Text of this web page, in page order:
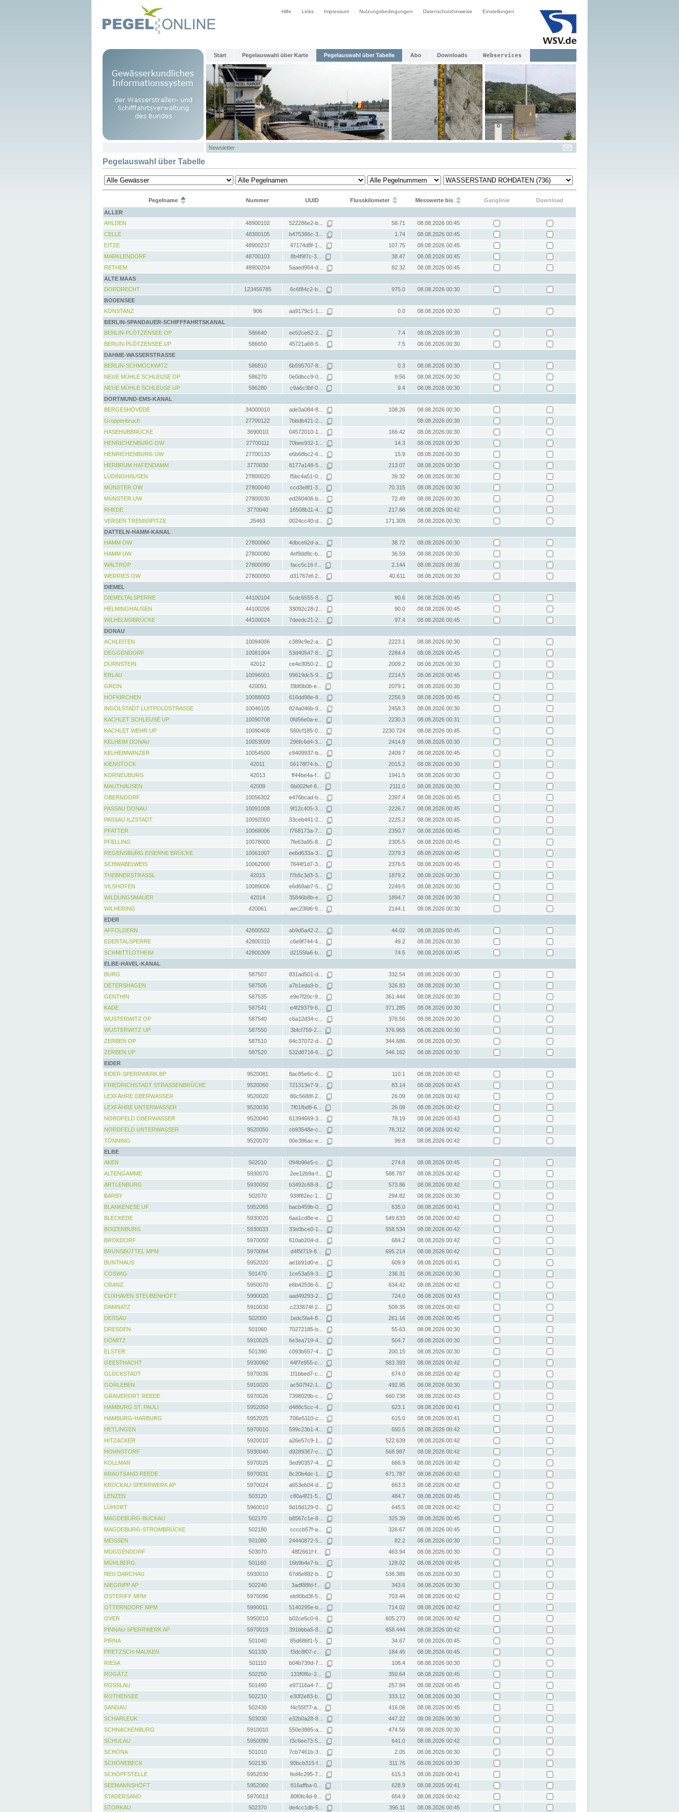
Hilfe Links Impressum Nutzungsbedingungen Datenschutzhinweise Einstellungen
Start Pegelauswahl über Karte Pegelauswahl über Tabelle Abo Downloads Webservices
Newsletter
Pegelauswahl über Tabelle
Pegelname Nummer UUID Flusskilometer Messwerte bis Ganglinie
Download
ALLER
AHLDEN
48900102 522286e2-b... 58.71
08.08.2026 00:45
CELLE
48300105 b475386c-3... 1.74
08.08.2026 00:45
EITZE
48900237 47174d8f-1... 107.75
08.08.2026 00:45
MARKLENDORF
48700103 8b4f9f7c-3... 38.47
08.08.2026 00:45
RETHEM
48900204 5aaed954-d... 82.32
08.08.2026 00:45
ALTE MAAS
DORDRECHT
123456785 6c6f84c2-b... 975.0
08.08.2026 00:30
BODENSEE
KONSTANZ
906 aa9179c1-1... 0.0
08.08.2026 00:30
BERLIN-SPANDAUER-SCHIFFFAHRTSKANAL
BERLIN-PLÖTZENSEE OP
586640 ee52ce62-2... 7.4
08.08.2026 00:30
BERLIN-PLÖTZENSEE UP
586650 45721a68-5... 7.5
08.08.2026 00:30
DAHME-WASSERSTRASSE
BERLIN-SCHMÖCKWITZ
586810 6b595707-8... 0.3
08.08.2026 00:30
NEUE MÜHLE SCHLEUSE OP
586270 0e0dbcc9-0... 9.56
08.08.2026 00:30
NEUE MÜHLE SCHLEUSE UP
586280 c9a6c3bf-0... 9.4
08.08.2026 00:30
DORTMUND-EMS-KANAL
BERGESHÖVEDE
34000010 ade3a084-8... 108.26
08.08.2026 00:30
Groppenbruch
27700122 7bbdb421-2...
08.08.2026 00:30
HASEHUBBRÜCKE
3690010 04572010-1... 166.42
08.08.2026 00:30
HENRICHENBURG OW
27700111 70bee932-1... 14.3
08.08.2026 00:30
HENRICHENBURG UW
27700133 e6b68bc2-6... 15.9
08.08.2026 00:30
HERBRUM HAFENDAMM
3770030 8177a148-5... 213.07
08.08.2026 00:30
LÜDINGHAUSEN
27800020 f5bc4a51-0... 39.32
08.08.2026 00:30
MÜNSTER OW
27800040 ccd3e8f1-3... 70.315
08.08.2026 00:30
MÜNSTER UW
27800030 ed260406-b... 72.49
08.08.2026 00:30
RHEDE
3770040 16508b11-4... 217.86
08.08.2026 00:42
VERSEN TRENNSPITZE
25463 0024cc40-d... 171.309
08.08.2026 00:30
DATTELN-HAMM-KANAL
HAMM OW
27800060 4dbce62d-a... 38.72
08.08.2026 00:30
HAMM UW
27800080 4ef9dd9c-b... 36.59
08.08.2026 00:30
WALTROP
27800090 facc5c16-f... 2.144
08.08.2026 00:30
WERRIES OW
27800050 d31767ef-2... 40.611
08.08.2026 00:30
DIEMEL
DIEMELTALSPERRE
44100104 5cdc6555-8... 90.6
08.08.2026 00:45
HELMINGHAUSEN
44100206 33092c28-2... 90.0
08.08.2026 00:45
WILHELMSBRÜCKE
44100024 7deedc21-2... 97.4
08.08.2026 00:45
DONAU
ACHLEITEN
10094006 c389c9e2-a... 2223.1
08.08.2026 00:30
DEGGENDORF
10081004 53d40547-8... 2284.4
08.08.2026 00:45
DÜRNSTEIN
42012 ce4e3050-2... 2009.2
08.08.2026 00:30
ERLAU
10096001 99619dc5-9... 2214.5
08.08.2026 00:45
GREIN
420091 f3bf0b0b-e... 2079.1
08.08.2026 00:30
HOFKIRCHEN
10088003 616dd98e-8... 2256.9
08.08.2026 00:45
INGOLSTADT LUITPOLDSTRASSE
10046105 824a046b-9... 2458.3
08.08.2026 00:30
KACHLET SCHLEUSE UP
10090708 0fd56e0a-e... 2230.3
08.08.2026 00:31
KACHLET WEHR UP
10090408 560cf185-0... 2230.724
08.08.2026 00:45
KELHEIM DONAU
10053009 296fc6d4-3... 2414.8
08.08.2026 00:30
KELHEIMWINZER
10054500 c9409937-b... 2409.7
08.08.2026 00:45
KIENSTOCK
42011 56178f74-b... 2015.2
08.08.2026 00:30
KORNEUBURG
42013 ff44be4a-f... 1941.5
08.08.2026 00:30
MAUTHAUSEN
42009 6b002fef-8... 2111.0
08.08.2026 00:30
OBERNDORF
10056302 e476bcad-b... 2397.4
08.08.2026 00:45
PASSAU DONAU
10091008 9f12c405-3... 2226.7
08.08.2026 00:45
PASSAU ILZSTADT
10092000 33ceb441-2... 2225.2
08.08.2026 00:45
PFATTER
10068006 f768173a-7... 2350.7
08.08.2026 00:45
PFELLING
10078000 7fe63a95-8... 2305.5
08.08.2026 00:45
REGENSBURG EISERNE BRÜCKE
10061007 eebd633a-3... 2379.3
08.08.2026 00:45
SCHWABELWEIS
10062000 7644f1d7-3... 2376.5
08.08.2026 00:45
THEBNERSTRASSL
42015 f7b5c3d3-3... 1879.2
08.08.2026 00:30
VILSHOFEN
10089006 e6d68ab7-5... 2249.5
08.08.2026 00:30
WILDUNGSMAUER
42014 35846b8b-e... 1894.7
08.08.2026 00:30
WILHERING
420061 aec23fd6-9... 2144.1
08.08.2026 00:30
EDER
AFFOLDERN
42800502 ab9d5a42-2... 44.02
08.08.2026 00:45
EDERTALSPERRE
42800310 c6e9f744-4... 49.2
08.08.2026 00:30
SCHMITTLOTHEIM
42800309 d2155fa6-b... 74.5
08.08.2026 00:45
ELBE-HAVEL-KANAL
BURG
587507 831ad501-d... 332.54
08.08.2026 00:30
DETERSHAGEN
587505 a7b1eda9-b... 326.83
08.08.2026 00:30
GENTHIN
587535 e9e7f20c-9... 361.444
08.08.2026 00:30
KADE
587541 e4f29379-6... 371.285
08.08.2026 00:30
WUSTERWITZ OP
587540 c6a12d34-c... 376.56
08.08.2026 00:30
WUSTERWITZ UP
587550 3bfcf759-2... 376.965
08.08.2026 00:30
ZERBEN OP
587510 64c37072-d... 344.686
08.08.2026 00:30
ZERBEN UP
587520 532d8718-6... 346.162
08.08.2026 00:30
EIDER
EIDER-SPERRWERK BP
9520081 8ac85e6c-6... 110.1
08.08.2026 00:42
FRIEDRICHSTADT STRASSENBRÜCKE
9520060 721313e7-9... 83.14
08.08.2026 00:43
LEXFÄHRE OBERWASSER
9520020 86c5688f-2... 26.09
08.08.2026 00:42
LEXFÄHRE UNTERWASSER
9520030 7f01fbd8-6... 26.09
08.08.2026 00:42
NORDFELD OBERWASSER
9520040 61394669-3... 78.19
08.08.2026 00:43
NORDFELD UNTERWASSER
9520050 cb93548e-c... 78.312
08.08.2026 00:42
TÖNNING
9520070 00e386ac-e... 99.8
08.08.2026 00:42
ELBE
AKEN
502010 094b96e5-c... 274.8
08.08.2026 00:45
ALTENGAMME
5930070 2ee12b9a-f... 588.787
08.08.2026 00:42
ARTLENBURG
5930050 b3492c68-8... 573.86
08.08.2026 00:42
BARBY
502070 939f82ec-1... 294.82
08.08.2026 00:30
BLANKENESE UF
5952065 bacb459b-0... 635.0
08.08.2026 00:41
BLECKEDE
5930020 6aa1cd8e-e... 549.633
08.08.2026 00:42
BOIZENBURG
5930033 33e0bce0-1... 558.534
08.08.2026 00:42
BROKDORF
5970050 610ab204-d... 684.2
08.08.2026 00:42
BRUNSBÜTTEL MPM
5970094 d4f5f719-8... 695.214
08.08.2026 00:42
BUNTHAUS
5952020 ae1b91d0-e... 609.9
08.08.2026 00:41
COSWIG
501470 1ce53a59-3... 236.31
08.08.2026 00:30
CRANZ
5950070 e6b42536-6... 634.42
08.08.2026 00:42
CUXHAVEN STEUBENHÖFT
5990020 aad49293-2... 724.0
08.08.2026 00:43
DAMNATZ
5910030 c233674f-2... 509.35
08.08.2026 00:42
DESSAU
502000 1edc5fa4-8... 261.16
08.08.2026 00:45
DRESDEN
501060 70272185-b... 55.63
08.08.2026 00:30
DÖMITZ
5910025 6e3ea719-4... 504.7
08.08.2026 00:30
ELSTER
501390 c093b557-4... 200.15
08.08.2026 00:30
GEESTHACHT
5930060 44f7e955-c... 583.393
08.08.2026 00:42
GLÜCKSTADT
5970035 1f1bbed7-c... 674.0
08.08.2026 00:42
GORLEBEN
5910020 ac507f42-1... 492.95
08.08.2026 00:30
GRAUERORT REEDE
5970026 7398029b-c... 660.738
08.08.2026 00:43
HAMBURG ST. PAULI
5952050 d488c5cc-4... 623.1
08.08.2026 00:41
HAMBURG-HARBURG
5952025 706e5110-c... 615.0
08.08.2026 00:41
HETLINGEN
5970010 599c23b1-4... 650.5
08.08.2026 00:42
HITZACKER
5920010 a26e57c9-1... 522.639
08.08.2026 00:42
HOHNSTORF
5930040 d9289367-c... 568.987
08.08.2026 00:42
KOLLMAR
5970025 3ed90357-4... 666.9
08.08.2026 00:42
KRAUTSAND REEDE
5970031 8c20b4dc-1... 671.787
08.08.2026 00:42
KRÜCKAU-SPERRWERK AP
5970024 a653eb04-d... 663.3
08.08.2026 00:42
LENZEN
503120 c80a4f21-5... 484.7
08.08.2026 00:45
LÜHORT
5960010 8d18d129-0... 645.5
08.08.2026 00:42
MAGDEBURG-BUCKAU
502170 b8567c1e-8... 325.39
08.08.2026 00:45
MAGDEBURG-STROMBRÜCKE
502180 ccccb57f-a... 326.67
08.08.2026 00:45
MEISSEN
501080 24440872-5... 82.2
08.08.2026 00:30
MÜGGENDORF
503070 48f2661f-f... 463.94
08.08.2026 00:30
MÜHLBERG
501160 16b9b4e7-b... 128.02
08.08.2026 00:45
NEU DARCHAU
5930010 67d6e882-b... 536.385
08.08.2026 00:30
NIEGRIPP AP
502240 3adf88fd-f... 343.6
08.08.2026 00:30
OSTERIFF MPM
5970096 eb90bd3f-5... 703.44
08.08.2026 00:42
OTTERNDORF MPM
5990011 5140295e-b... 714.02
08.08.2026 00:42
OVER
5950010 b02ce5c0-6... 605.273
08.08.2026 00:42
PINNAU-SPERRWERK AP
5970019 391bbba5-8... 658.444
08.08.2026 00:42
PIRNA
501040 85d686f1-5... 34.67
08.08.2026 00:45
PRETZSCH-MAUKEN
501330 f3dc8f07-c... 184.45
08.08.2026 00:45
RIESA
501110 b04b739d-7... 108.4
08.08.2026 00:30
ROGÄTZ
502250 133f0f6c-2... 350.64
08.08.2026 00:45
ROSSLAU
501490 e97116a4-7... 257.84
08.08.2026 00:45
ROTHENSEE
502210 e30f2e83-b... 333.12
08.08.2026 00:30
SANDAU
502430 f4c55f77-a... 416.06
08.08.2026 00:45
SCHARLEUK
503030 e32b0a28-8... 447.22
08.08.2026 00:30
SCHNACKENBURG
5910010 550e3885-a... 474.56
08.08.2026 00:30
SCHULAU
5950090 f3c6ee73-5... 641.0
08.08.2026 00:42
SCHÖNA
501010 7cb7461b-3... 2.05
08.08.2026 00:30
SCHÖNEBECK
502130 90bcb315-f... 311.76
08.08.2026 00:30
SCHÖPFSTELLE
5952030 fed4c295-7... 615.3
08.08.2026 00:41
SEEMANNSHÖFT
5952060 816affba-0... 628.9
08.08.2026 00:41
STADERSAND
5970013 80f0fc4d-9... 654.9
08.08.2026 00:42
STORKAU
502370 de4cc1db-5... 396.11 08.08.2026 00:45